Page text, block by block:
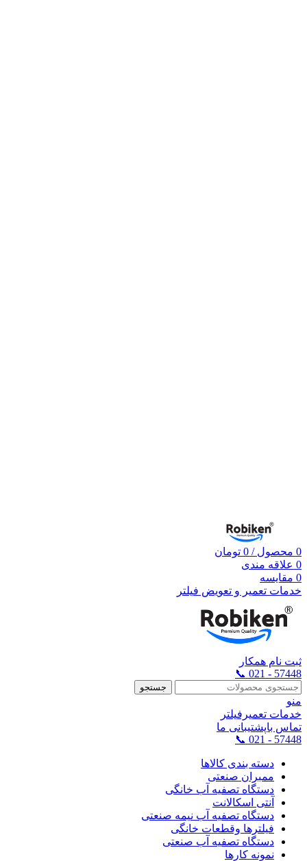
0 محصول /
0 تومان
0 علاقه مندی
0 مقایسه
خدمات تعمیر و تعویض فیلتر
ثبت نام همکار
57448 - 021 📞
جستجو
منو
خدمات تعمیرفیلتر
تماس باپشتیبانی ما
57448 - 021 📞
دسته بندی کالاها
ممبران صنعتی
دستگاه تصفیه آب خانگی
آنتی اسکالانت
دستگاه تصفیه آب نیمه صنعتی
فیلترها وقطعات خانگی
دستگاه تصفیه آب صنعتی
نمونه کارها